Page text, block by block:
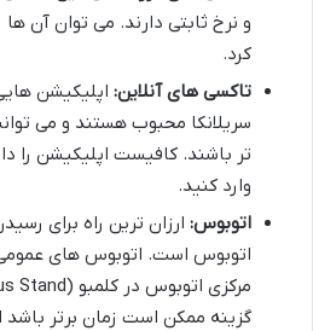
و نرخ ثابتی دارند. می توان آن ها
کرد.
تاکسی های آنلاین:
سریلانکا محبوب هستند و می
تر باشند. کافیست اپلیکیشن را
وارد کنید.
اتوبوس: ارزان ترین راه برای
اتوبوس است. اتوبوس های عمومی
گزینه ممکن است زمان برتر باشد